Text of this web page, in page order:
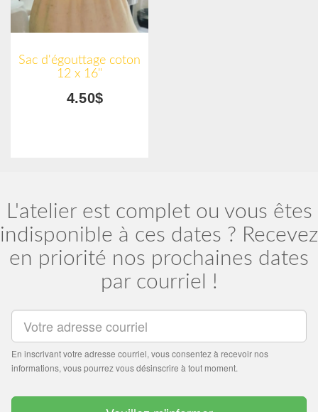
Sac d'égouttage coton
12 x 16"
4.50$
L'atelier est complet ou vous êtes
indisponible à ces dates ? Recevez
en priorité nos prochaines dates
par courriel !